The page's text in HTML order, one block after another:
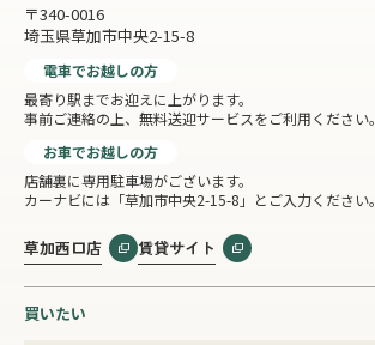
〒340-0016
埼玉県草加市中央2-15-8
電車でお越しの方
最寄り駅までお迎えに上がります。
事前ご連絡の上、無料送迎サービスをご利用ください。
お車でお越しの方
店舗裏に専用駐車場がございます。
カーナビには「草加市中央2-15-8」とご入力ください。
草加西口店 賃貸サイト
買いたい